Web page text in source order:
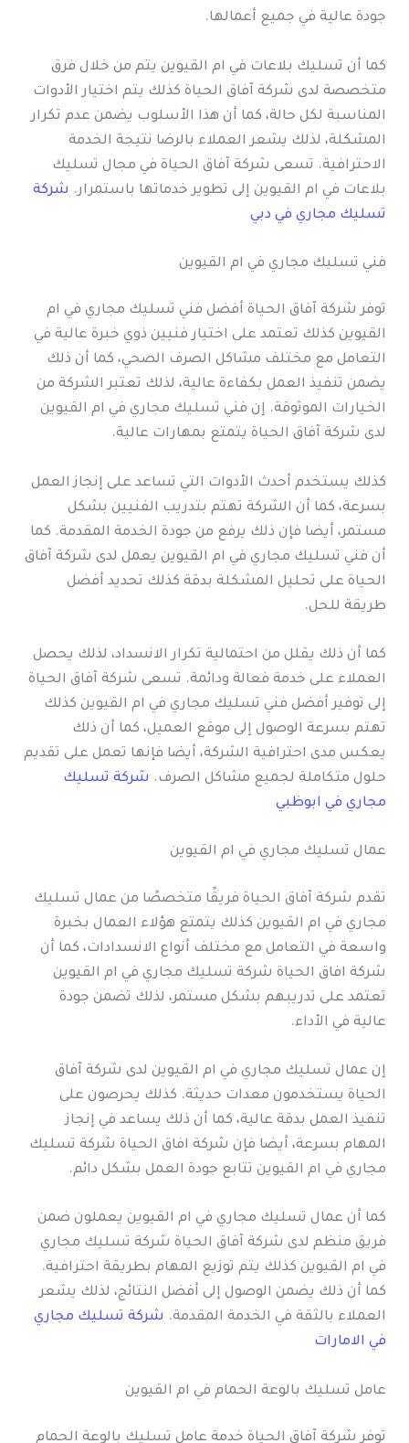
جودة عالية في جميع أعمالها.
كما أن تسليك بلاعات في ام القيوين يتم من خلال فرق
متخصصة لدى شركة آفاق الحياة كذلك يتم اختيار الأدوات
المناسبة لكل حالة، كما أن هذا الأسلوب يضمن عدم تكرار
المشكلة، لذلك يشعر العملاء بالرضا نتيجة الخدمة
الاحترافية. تسعى شركة آفاق الحياة في مجال تسليك
بلاعات في ام القيوين إلى تطوير خدماتها باستمرار. شركة
تسليك مجاري في دبي
فني تسليك مجاري في ام القيوين
توفر شركة آفاق الحياة أفضل فني تسليك مجاري في ام
القيوين كذلك تعتمد على اختيار فنيين ذوي خبرة عالية في
التعامل مع مختلف مشاكل الصرف الصحي، كما أن ذلك
يضمن تنفيذ العمل بكفاءة عالية، لذلك تعتبر الشركة من
الخيارات الموثوقة. إن فني تسليك مجاري في ام القيوين
لدى شركة آفاق الحياة يتمتع بمهارات عالية.
كذلك يستخدم أحدث الأدوات التي تساعد على إنجاز العمل
بسرعة، كما أن الشركة تهتم بتدريب الفنيين بشكل
مستمر، أيضا فإن ذلك يرفع من جودة الخدمة المقدمة. كما
أن فني تسليك مجاري في ام القيوين يعمل لدى شركة آفاق
الحياة على تحليل المشكلة بدقة كذلك تحديد أفضل
طريقة للحل.
كما أن ذلك يقلل من احتمالية تكرار الانسداد، لذلك يحصل
العملاء على خدمة فعالة ودائمة. تسعى شركة آفاق الحياة
إلى توفير أفضل فني تسليك مجاري في ام القيوين كذلك
تهتم بسرعة الوصول إلى موقع العميل، كما أن ذلك
يعكس مدى احترافية الشركة، أيضا فإنها تعمل على تقديم
حلول متكاملة لجميع مشاكل الصرف. شركة تسليك
مجاري في ابوظبي
عمال تسليك مجاري في ام القيوين
تقدم شركة آفاق الحياة فريقًا متخصصًا من عمال تسليك
مجاري في ام القيوين كذلك يتمتع هؤلاء العمال بخبرة
واسعة في التعامل مع مختلف أنواع الانسدادات، كما أن
شركة افاق الحياة شركة تسليك مجاري في ام القيوين
تعتمد على تدريبهم بشكل مستمر، لذلك تضمن جودة
عالية في الأداء.
إن عمال تسليك مجاري في ام القيوين لدى شركة آفاق
الحياة يستخدمون معدات حديثة. كذلك يحرصون على
تنفيذ العمل بدقة عالية، كما أن ذلك يساعد في إنجاز
المهام بسرعة، أيضا فإن شركة افاق الحياة شركة تسليك
مجاري في ام القيوين تتابع جودة العمل بشكل دائم.
كما أن عمال تسليك مجاري في ام القيوين يعملون ضمن
فريق منظم لدى شركة آفاق الحياة شركة تسليك مجاري
في ام القيوين كذلك يتم توزيع المهام بطريقة احترافية.
كما أن ذلك يضمن الوصول إلى أفضل النتائج، لذلك يشعر
العملاء بالثقة في الخدمة المقدمة. شركة تسليك مجاري
في الامارات
عامل تسليك بالوعة الحمام في ام القيوين
توفر شركة آفاق الحياة خدمة عامل تسليك بالوعة الحمام